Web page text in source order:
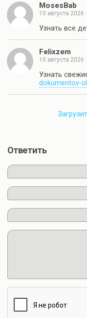
MosesBab
10 августа 2026
Узнать все
Felixzem
10 августа 2026
Узнать
dokumentov-
Ответить